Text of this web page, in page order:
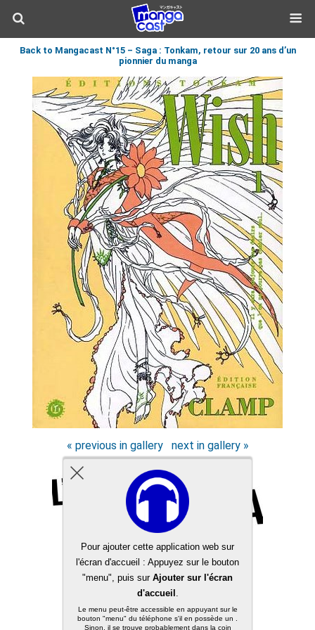
Back to Mangacast N°15 – Saga : Tonkam, retour sur 20 ans d’un
pionnier du manga
« previous in gallery next in gallery »